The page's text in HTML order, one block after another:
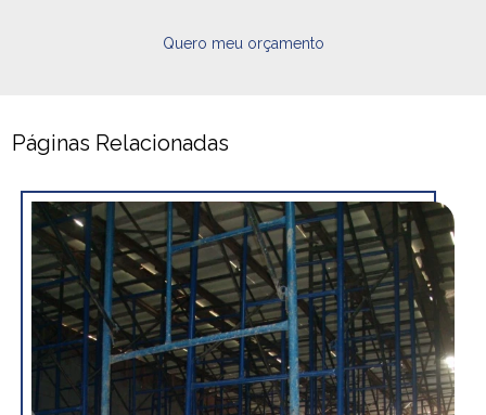
Quero meu orçamento
Páginas Relacionadas